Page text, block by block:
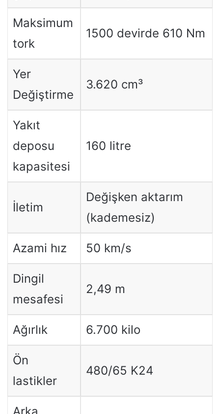
Maksimum
tork
1500 devirde 610 Nm
Yer
Değiştirme
3.620 cm³
Yakıt
deposu
kapasitesi
160 litre
İletim
Değişken aktarım
(kademesiz)
Azami hız 50 km/s
Dingil
mesafesi
2,49 m
Ağırlık 6.700 kilo
Ön
lastikler
480/65 K24